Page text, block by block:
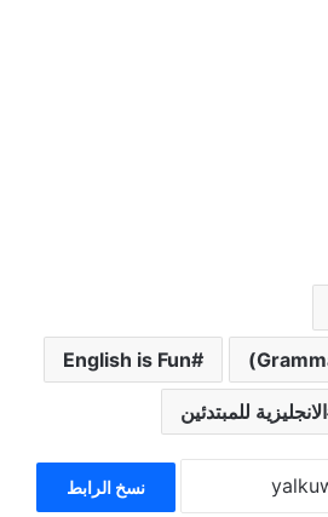
English is Fun
الانجليزية للمبتدئين
نسخ الرابط